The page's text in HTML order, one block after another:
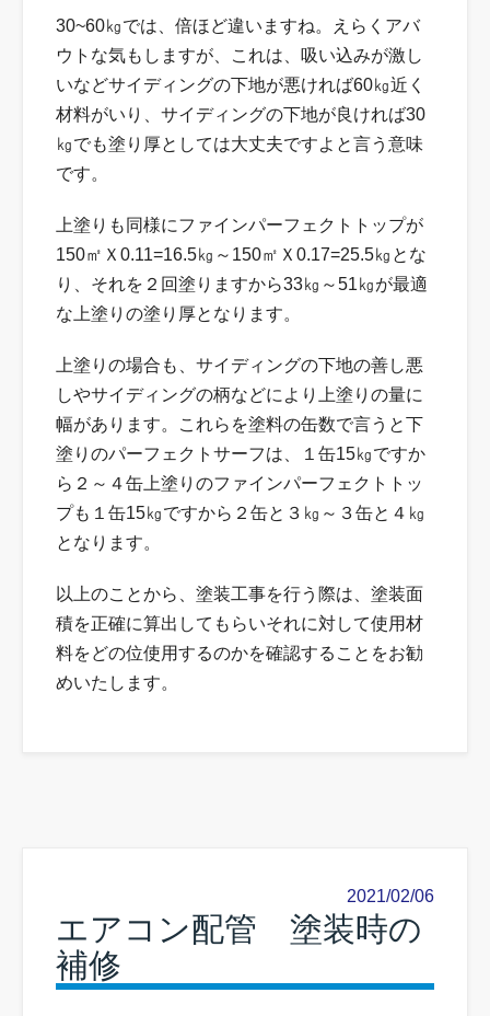
30~60㎏では、倍ほど違いますね。えらくアバ
ウトな気もしますが、これは、吸い込みが激し
いなどサイディングの下地が悪ければ60㎏近く
材料がいり、サイディングの下地が良ければ30
㎏でも塗り厚としては大丈夫ですよと言う意味
です。
上塗りも同様にファインパーフェクトトップが
150㎡Ｘ0.11=16.5㎏～150㎡Ｘ0.17=25.5㎏とな
り、それを２回塗りますから33㎏～51㎏が最適
な上塗りの塗り厚となります。
上塗りの場合も、サイディングの下地の善し悪
しやサイディングの柄などにより上塗りの量に
幅があります。これらを塗料の缶数で言うと下
塗りのパーフェクトサーフは、１缶15㎏ですか
ら２～４缶上塗りのファインパーフェクトトッ
プも１缶15㎏ですから２缶と３㎏～３缶と４㎏
となります。
以上のことから、塗装工事を行う際は、塗装面
積を正確に算出してもらいそれに対して使用材
料をどの位使用するのかを確認することをお勧
めいたします。
2021/02/06
エアコン配管 塗装時の
補修